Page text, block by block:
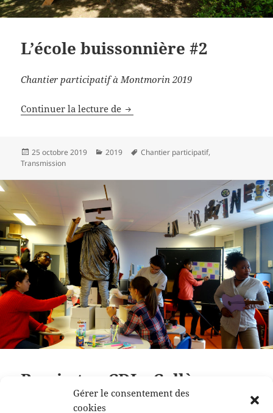
Gérer le consentement des
cookies
L’école buissonnière #2
Chantier participatif à Montmorin 2019
Continuer la lecture de L’école buissonnière #2
Publié
le
25 octobre 2019 Catégories
2019
Mots-
Chantier participatif,
Transmission
Remix ton CDI – Collège
Alexandre Varenne